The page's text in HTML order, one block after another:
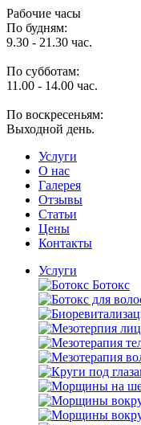
Рабочие часы
По будням:
9.30 - 21.30 час.
По субботам:
11.00 - 14.00 час.
По воскресеньям:
Выходной день.
Услуги
O нас
Галерея
Отзывы
Статьи
Цены
Контакты
Услуги
Ботокс